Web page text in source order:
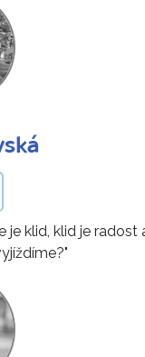
je klid, klid je radost